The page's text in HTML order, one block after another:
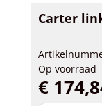
Carter
Op voorraad
€